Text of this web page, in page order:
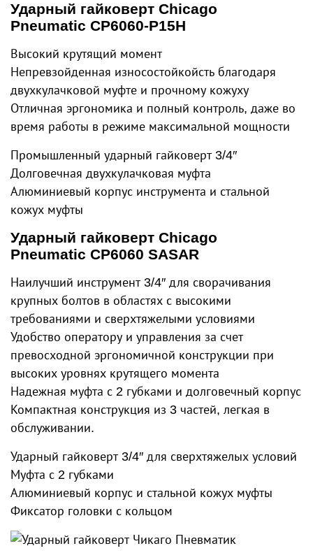
Ударный гайковерт Chicago
Pneumatic CP6060-P15H
Высокий крутящий момент
Непревзойденная износостойкойсть благодаря
двухкулачковой муфте и прочному кожуху
Отличная эргономика и полный контроль, даже во
время работы в режиме максимальной мощности
Промышленный ударный гайковерт 3/4″
Долговечная двухкулачковая муфта
Алюминиевый корпус инструмента и стальной
кожух муфты
Ударный гайковерт Chicago
Pneumatic CP6060 SASAR
Наилучший инструмент 3/4″ для сворачивания
крупных болтов в областях с высокими
требованиями и сверхтяжелыми условиями
Удобство оператору и управления за счет
превосходной эргономичной конструкции при
высоких уровнях крутящего момента
Надежная муфта с 2 губками и долговечный корпус
Компактная конструкция из 3 частей, легкая в
обслуживании.
Ударный гайковерт 3/4″ для сверхтяжелых условий
Муфта с 2 губками
Алюминиевый корпус и стальной кожух муфты
Фиксатор головки с кольцом